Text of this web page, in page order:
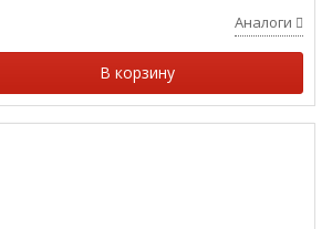
Аналоги
В корзину